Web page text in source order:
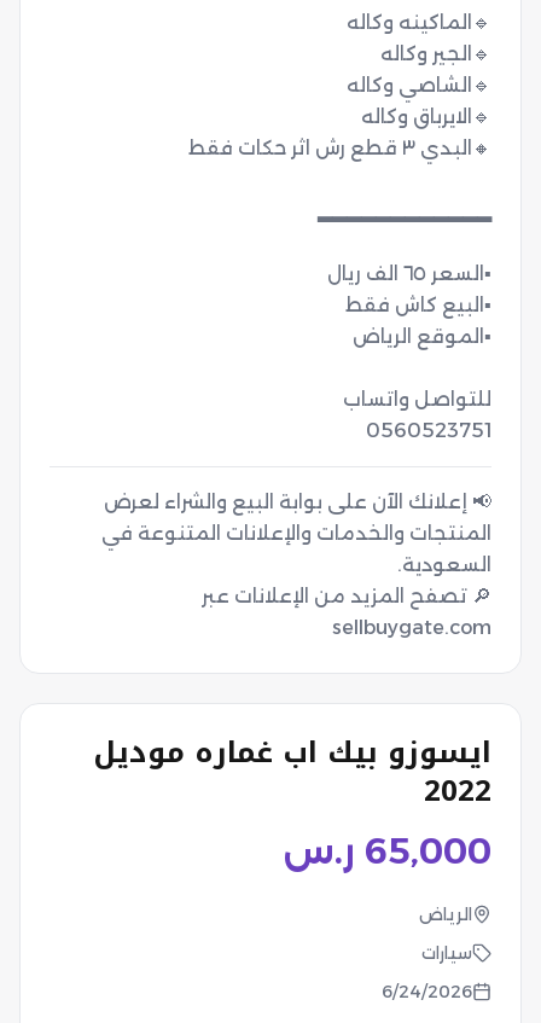
0560523751
📢 إعلانك الآن على بوابة البيع والشراء لعرض
المنتجات والخدمات والإعلانات المتنوعة في
🔎 تصفح المزيد من الإعلانات عبر
sellbuygate.com
ايسوزو بيك اب غماره موديل
2022
65,000 ر.س
الرياض
سيارات
6/24/2026